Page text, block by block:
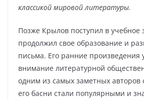
классикой мировой литературы.
Позже Крылов поступил в учебное
продолжил свое образование и
письма. Его ранние произведения
внимание литературной
одним из самых заметных авторов
его басни стали популярными и